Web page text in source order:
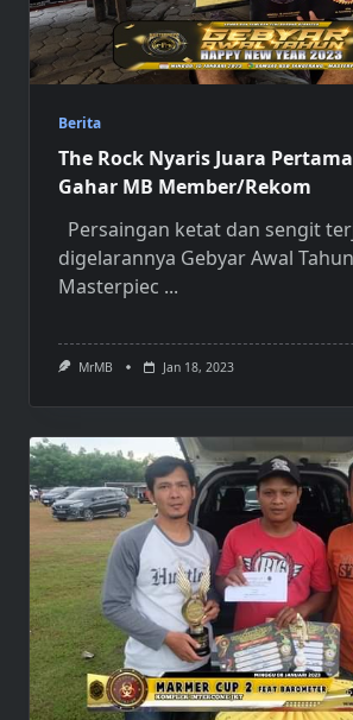
Berita
The Rock Nyaris Juara
Gahar MB Member/Rekom
Persaingan ketat dan sengit
digelarannya Gebyar Awal Tahun
Masterpiec ...
MrMB Jan 18, 2023